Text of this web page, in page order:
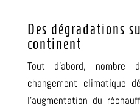
Des dégradations
continent
Tout d’abord, nombre
changement climatique
l’augmentation du